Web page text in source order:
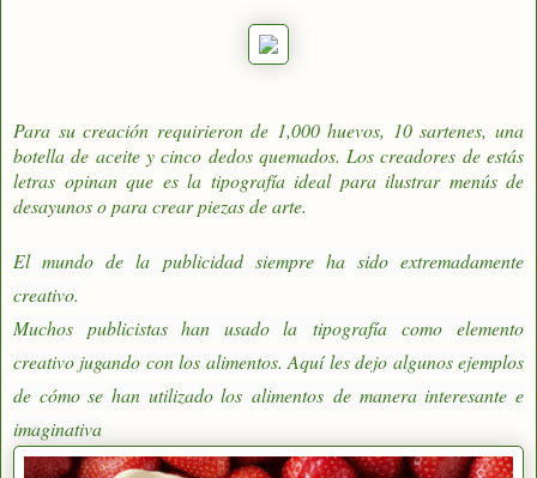
Para su creación requirieron de 1,000 huevos, 10 sartenes, una
botella de aceite y cinco dedos quemados. Los creadores de estás
letras opinan que es la tipografía ideal para ilustrar menús de
desayunos o para crear piezas de arte.
El mundo de la publicidadsiempre ha sido extremadamente
creativo.
Muchos publicistas han usado la tipografíacomo elemento
creativo jugando con los alimentos. Aquí les dejo algunos ejemplos
de cómo se han utilizado losalimentos de manera interesante e
imaginativa